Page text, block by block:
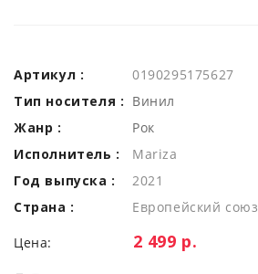
Артикул :
0190295175627
Тип носителя : Винил
Жанр :
Рок
Исполнитель :
Mariza
Год выпуска :
2021
Страна :
Европейский союз
Цена: Цена:
2 499 р.